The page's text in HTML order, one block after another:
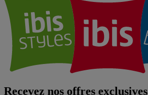
Recevez nos offres exclusives